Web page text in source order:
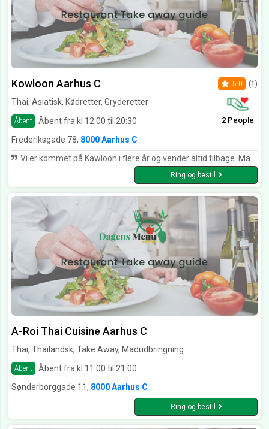
Kowloon Aarhus C
Thai, Asiatisk, Kødretter, Gryderetter
Åbent Åbent fra kl 12:00 til 20:30
5.0 (1)
2 People
Frederiksgade 78, 8000 Aarhus C
Vi er kommet på Kawloon i flere år og vender altid tilbage. Maden er fremragende ligesom priserne - her er meget kvalitet for pengene. Rigtig god service af rutineret og venligt personale. Et sted man føler sig velkommen.
Ring og bestil
A-Roi Thai Cuisine Aarhus C
Thai, Thailandsk, Take Away, Madudbringning
Åbent
Åbent fra kl 11:00 til 21:00
Sønderborggade 11, 8000 Aarhus C
Ring og bestil